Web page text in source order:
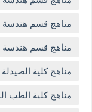
مناهج قسم هندسة
مناهج قسم هندسة
مناهج كلية الصيدلة
مناهج كلية الطب